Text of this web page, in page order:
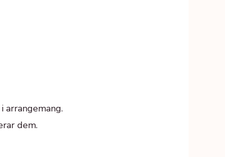
arrangemang.
dem.